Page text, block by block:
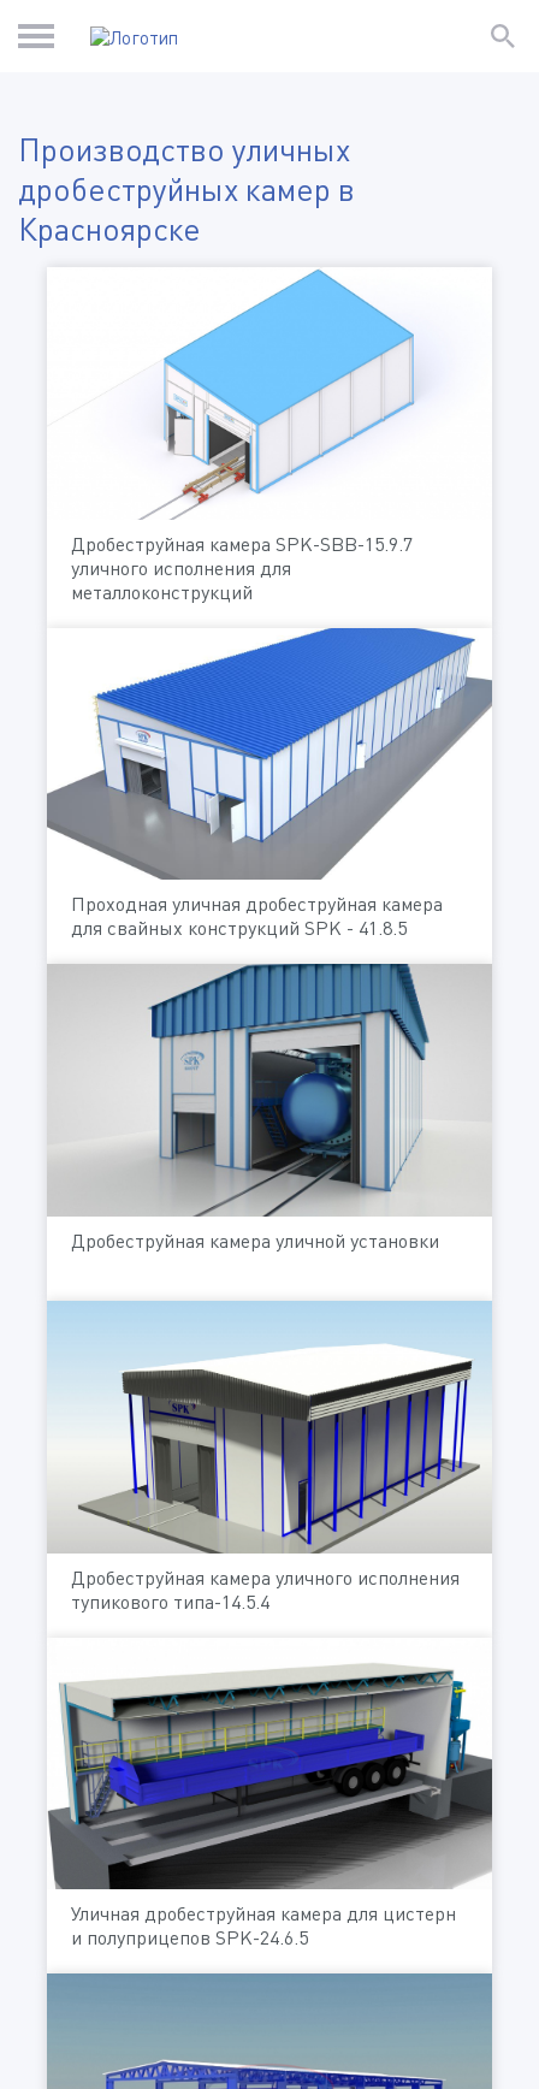
Производство уличных
дробеструйных камер в
Красноярске
Дробеструйная камера SPK-SBB-15.9.7
уличного исполнения для
металлоконструкций
Проходная уличная дробеструйная камера
для свайных конструкций SPK - 41.8.5
Дробеструйная камера уличной установки
Дробеструйная камера уличного исполнения
тупикового типа-14.5.4
Уличная дробеструйная камера для цистерн
и полуприцепов SPK-24.6.5